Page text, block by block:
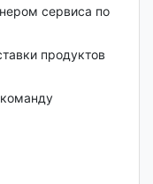
сервиса по
продуктов